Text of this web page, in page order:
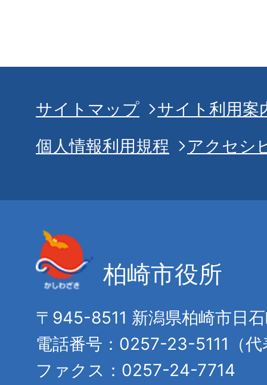
サイトマップ
サイト利用案
個人情報利用規程
アクセシ
柏崎市役所
〒945-8511 新潟県柏崎市日
電話番号：0257-23-5111（代
ファクス：0257-24-7714